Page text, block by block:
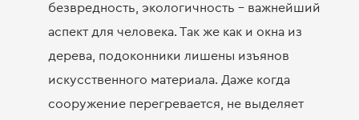
безвредность, экологичность – важнейший
аспект для человека. Так же как и окна из
дерева, подоконники лишены изъянов
искусственного материала. Даже когда
сооружение перегревается, не выделяет